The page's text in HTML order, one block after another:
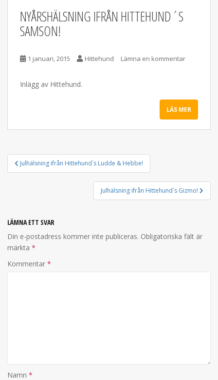
NYÅRSHÄLSNING IFRÅN HITTEHUND´S
SAMSON!
1 januari, 2015 Hittehund Lämna en kommentar
Inlägg av Hittehund.
LÄS MER
INLÄGGSNAVIGERING
Julhälsning ifrån Hittehund´s Ludde & Hebbe!
Julhälsning ifrån Hittehund´s Gizmo!
LÄMNA ETT SVAR
Din e-postadress kommer inte publiceras. Obligatoriska fält är
märkta *
Kommentar *
Namn *